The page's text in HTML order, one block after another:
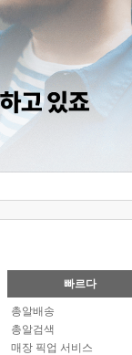
빠르다
총알배송
총알검색
매장 픽업 서비스